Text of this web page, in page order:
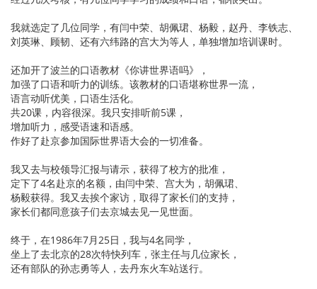
我就选定了几位同学，有闫中荣、胡佩珺、杨毅，赵丹、李铁志、
刘英琳、顾韧、还有六纬路的宫大为等人，单独增加培训课时。
还加开了波兰的口语教材《你讲世界语吗》，
加强了口语和听力的训练。该教材的口语堪称世界一流，
语言动听优美，口语生活化。
共20课，内容很深。我只安排听前5课，
增加听力，感受语速和语感。
作好了赴京参加国际世界语大会的一切准备。
我又去与校领导汇报与请示，获得了校方的批准，
定下了4名赴京的名额，由闫中荣、宫大为，胡佩珺、
杨毅获得。我又去挨个家访，取得了家长们的支持，
家长们都同意孩子们去京城去见一见世面。
终于，在1986年7月25日，我与4名同学，
坐上了去北京的28次特快列车，张主任与几位家长，
还有部队的孙志勇等人，去丹东火车站送行。